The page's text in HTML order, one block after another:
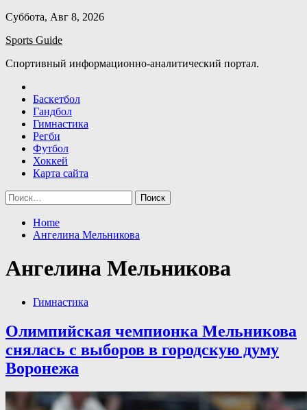
Skip
content
Суббота, Авг 8, 2026
Sports Guide
Спортивный информационно-аналитический портал.
Баскетбол
Гандбол
Гимнастика
Регби
Футбол
Хоккей
Карта сайта
Найти:
Home
Ангелина Мельникова
Ангелина Мельникова
Гимнастика
Олимпийская чемпионка Мельникова
снялась с выборов в городскую думу
Воронежа